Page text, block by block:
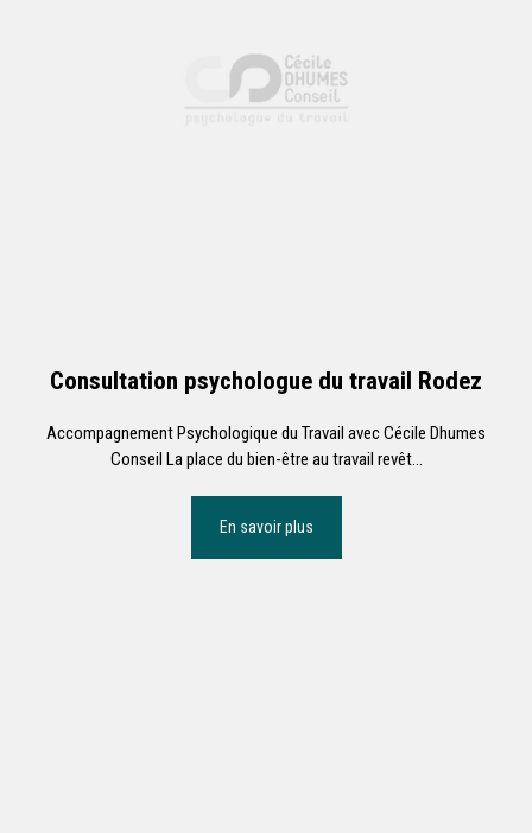
Consultation psychologue du travail Rodez
Accompagnement Psychologique du Travail avec Cécile Dhumes
Conseil La place du bien-être au travail revêt...
En savoir plus